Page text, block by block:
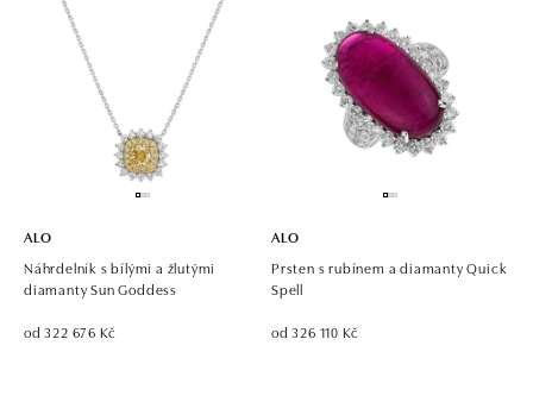
ALO
Náhrdelník s bílými a žlutými
diamanty Sun Goddess
od 322 676 Kč
ALO
Prsten s rubínem a diamanty Quick
Spell
od 326 110 Kč